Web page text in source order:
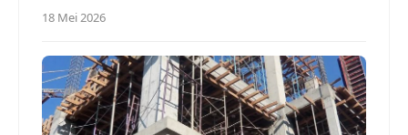
18 Mei 2026